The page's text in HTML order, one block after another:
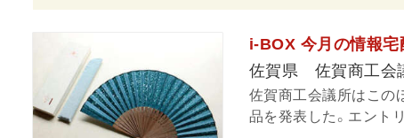
i-BOX 今月の情報宅
佐賀県 佐賀商工会
佐賀商工会議所はこの
品を発表した。エント